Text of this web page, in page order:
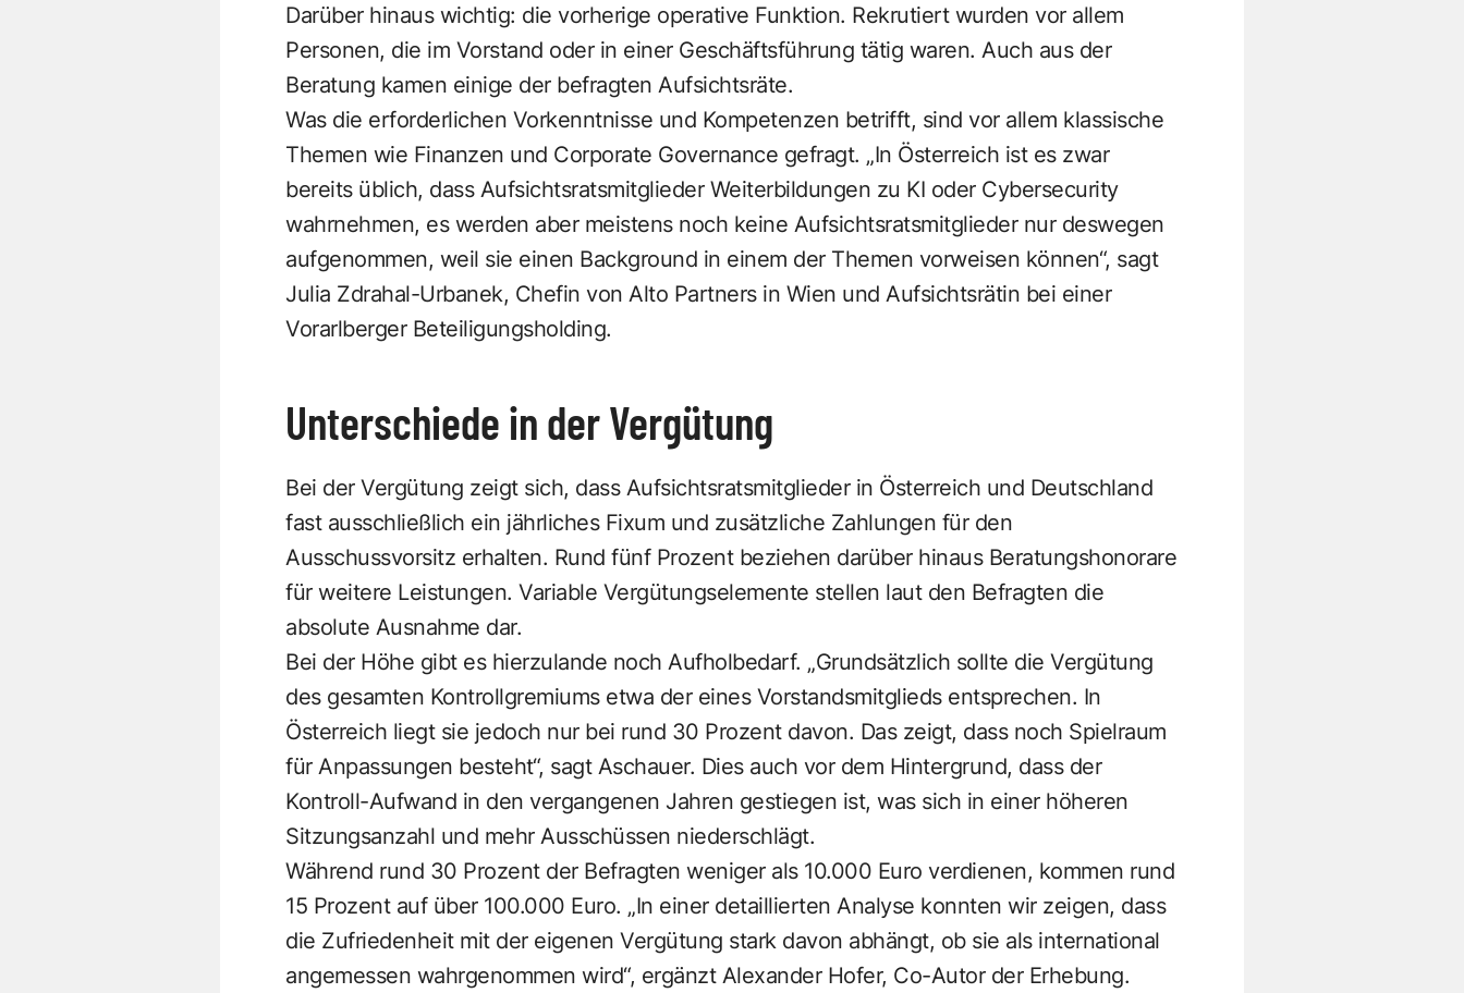
Darüber hinaus wichtig: die vorherige operative Funktion. Rekrutiert wurden vor allem
Personen, die im Vorstand oder in einer Geschäftsführung tätig waren. Auch aus der
Beratung kamen einige der befragten Aufsichtsräte.
Was die erforderlichen Vorkenntnisse und Kompetenzen betrifft, sind vor allem klassische
Themen wie Finanzen und Corporate Governance gefragt. „In Österreich ist es zwar
bereits üblich, dass Aufsichtsratsmitglieder Weiterbildungen zu KI oder Cybersecurity
wahrnehmen, es werden aber meistens noch keine Aufsichtsratsmitglieder nur deswegen
aufgenommen, weil sie einen Background in einem der Themen vorweisen können“, sagt
Julia Zdrahal-Urbanek, Chefin von Alto Partners in Wien und Aufsichtsrätin bei einer
Vorarlberger Beteiligungsholding.
Unterschiede in der Vergütung
Bei der Vergütung zeigt sich, dass Aufsichtsratsmitglieder in Österreich und Deutschland
fast ausschließlich ein jährliches Fixum und zusätzliche Zahlungen für den
Ausschussvorsitz erhalten. Rund fünf Prozent beziehen darüber hinaus Beratungshonorare
für weitere Leistungen. Variable Vergütungselemente stellen laut den Befragten die
absolute Ausnahme dar.
Bei der Höhe gibt es hierzulande noch Aufholbedarf. „Grundsätzlich sollte die Vergütung
des gesamten Kontrollgremiums etwa der eines Vorstandsmitglieds entsprechen. In
Österreich liegt sie jedoch nur bei rund 30 Prozent davon. Das zeigt, dass noch Spielraum
für Anpassungen besteht“, sagt Aschauer. Dies auch vor dem Hintergrund, dass der
Kontroll-Aufwand in den vergangenen Jahren gestiegen ist, was sich in einer höheren
Sitzungsanzahl und mehr Ausschüssen niederschlägt.
Während rund 30 Prozent der Befragten weniger als 10.000 Euro verdienen, kommen rund
15 Prozent auf über 100.000 Euro. „In einer detaillierten Analyse konnten wir zeigen, dass
die Zufriedenheit mit der eigenen Vergütung stark davon abhängt, ob sie als international
angemessen wahrgenommen wird“, ergänzt Alexander Hofer, Co-Autor der Erhebung. ­